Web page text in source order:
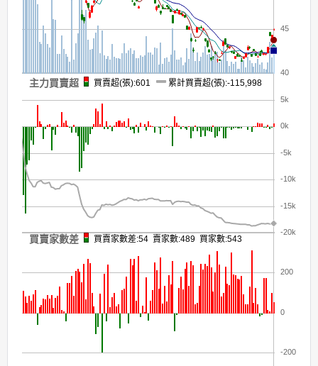
40
45
-20k
-15k
-10k
-5k
0k
5k
-200
0
200
主力買賣超 買賣超(張):601 累計買賣超(張):-115,998
買賣家數差 買賣家數差:54 賣家數:489 買家數:543